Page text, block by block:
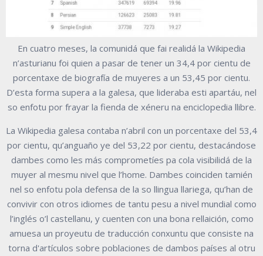
En cuatro meses, la comunidá que fai realidá la Wikipedia
n’asturianu foi quien a pasar de tener un 34,4 por cientu de
porcentaxe de biografía de muyeres a un 53,45 por cientu.
D’esta forma supera a la galesa, que lideraba esti apartáu, nel
so enfotu por frayar la fienda de xéneru na enciclopedia llibre.
La Wikipedia galesa contaba n’abril con un porcentaxe del 53,4
por cientu, qu’anguaño ye del 53,22 por cientu, destacándose
dambes como les más comprometíes pa cola visibilidá de la
muyer al mesmu nivel que l’home. Dambes coinciden tamién
nel so enfotu pola defensa de la so llingua llariega, qu’han de
convivir con otros idiomes de tantu pesu a nivel mundial como
l’inglés o’l castellanu, y cuenten con una bona rellaición, como
amuesa un proyeutu de traducción conxuntu que consiste na
torna d'artículos sobre poblaciones de dambos países al otru